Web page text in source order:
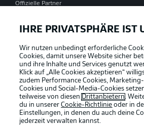
Offizielle Partner
IHRE PRIVATSPHÄRE IST
Wir nutzen unbedingt erforderliche
Cookies, damit unsere Website sicher
und ihre Inhalte und Services genutzt
Klick auf „Alle Cookies akzeptieren“
zudem Performance Cookies,
Cookies und Social-Media-Cookies
teilweise von diesen Drittanbietern.
du in unsererCookie-Richtlinie oder in
Einstellungen, in denen du auch deine
jederzeit verwalten kannst.